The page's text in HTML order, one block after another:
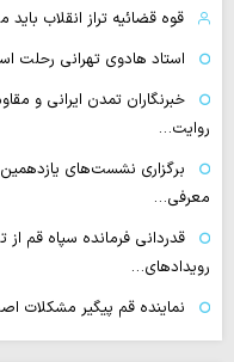
قوه قضائیه تراز انقلاب
استاد هادوی تهرانی رحلت
خبرنگاران تمدن ایرانی و
روایت…
برگزاری نشست‌های
معرفی…
قدردانی فرمانده سپاه قم
رویدادهای…
نماینده قم پیگیر مشکلات